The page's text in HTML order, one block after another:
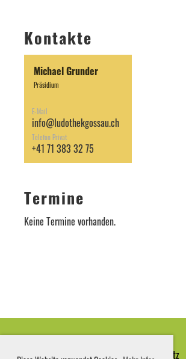
Kontakte
Michael Grunder
Präsidium
E-Mail
info@ludothekgossau.ch
Telefon Privat
+41 71 383 32 75
Termine
Keine Termine vorhanden.
Impressum|Datenschutz